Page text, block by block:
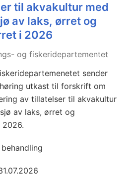
til akvakultur med
av laks, ørret og
i 2026
og fiskeridepartementet
sender
utkast til forskrift om
av tillatelser til akvakultur
av laks, ørret og
2026.